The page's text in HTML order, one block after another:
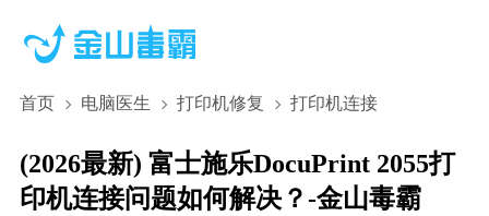
首页 电脑医生 打印机修复 打印机连接
(2026最新) 富士施乐DocuPrint 2055打
印机连接问题如何解决？-金山毒霸